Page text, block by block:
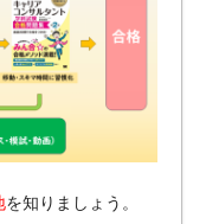
を知りましょう。